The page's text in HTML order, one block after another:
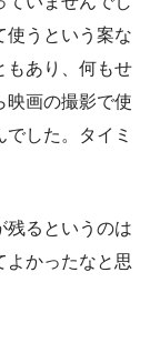
使うという案な
もあり、何もせ
映画の撮影で使
した。タイミ
残るというのは
よかったなと思